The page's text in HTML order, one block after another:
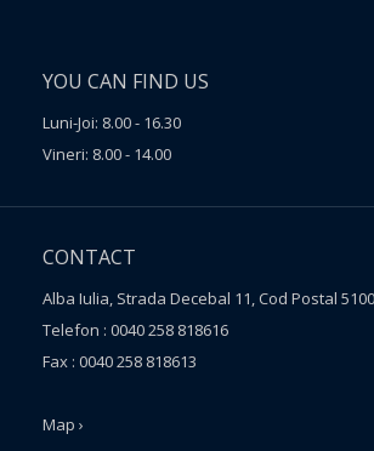
YOU CAN FIND US
Luni-Joi: 8.00 - 16.30
Vineri: 8.00 - 14.00
CONTACT
Alba Iulia, Strada Decebal 11, Cod Postal
Telefon : 0040 258 818616
Fax : 0040 258 818613
Map ›